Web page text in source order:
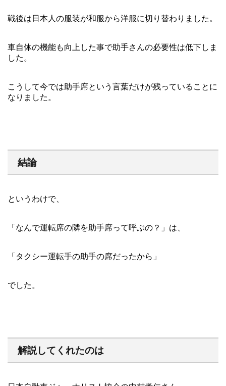
戦後は日本人の服装が和服から洋服に切り替わりました。
車自体の機能も向上した事で助手さんの必要性は低下しま
した。
こうして今では助手席という言葉だけが残っていることに
なりました。
結論
というわけで、
「なんで運転席の隣を助手席って呼ぶの？」は、
「タクシー運転手の助手の席だったから」
でした。
解説してくれたのは